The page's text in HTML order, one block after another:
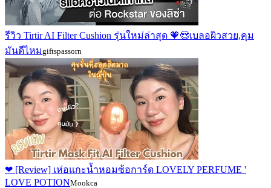
รีวิว Tirtir AI Filter Cushion รุ่นใหม่ล่าสุด 🧡😍เบลอผิวสวย,คุม
มันดีไหมgiftspassorn
❤ [Review] เห่อแกะน้ำหอมซ้อการ์ด LOVELY PERFUME '
LOVE POTIONMookca